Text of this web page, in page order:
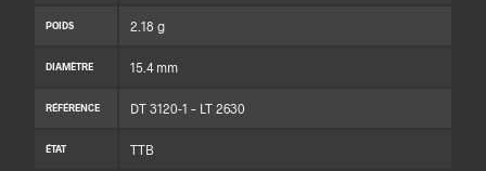
POIDS 2.18 g
DIAMÈTRE 15.4 mm
RÉFÉRENCE DT 3120-1 – LT 2630
ÉTAT TTB